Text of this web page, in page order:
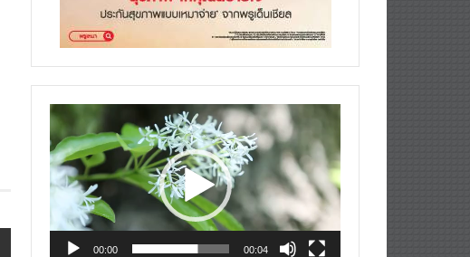
Video
Player
00:00 00:04